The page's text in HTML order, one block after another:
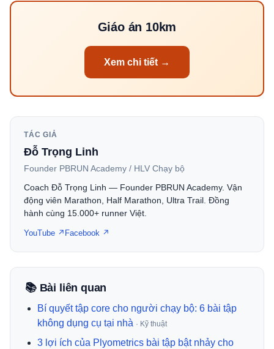
Giáo án 10km
Xem chi tiết →
TÁC GIẢ
Đỗ Trọng Linh
Founder PBRUN Academy / HLV Chạy bộ
Coach Đỗ Trọng Linh — Founder PBRUN Academy. Vận
động viên Marathon, Half Marathon, Ultra Trail. Đồng
hành cùng 15.000+ runner Việt.
YouTube ↗ Facebook ↗
📚 Bài liên quan
Bí quyết tập core cho người chạy bộ: 6 bài tập
không dụng cụ tại nhà · Kỹ thuật
3 lợi ích của Plyometrics bài tập bật nhảy cho